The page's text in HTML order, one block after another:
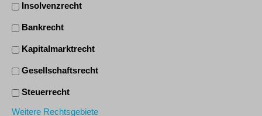
Insolvenzrecht
Bankrecht
Kapitalmarktrecht
Gesellschaftsrecht
Steuerrecht
Weitere Rechtsgebiete